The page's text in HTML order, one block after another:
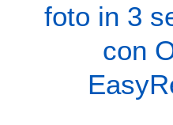
foto in 3
con